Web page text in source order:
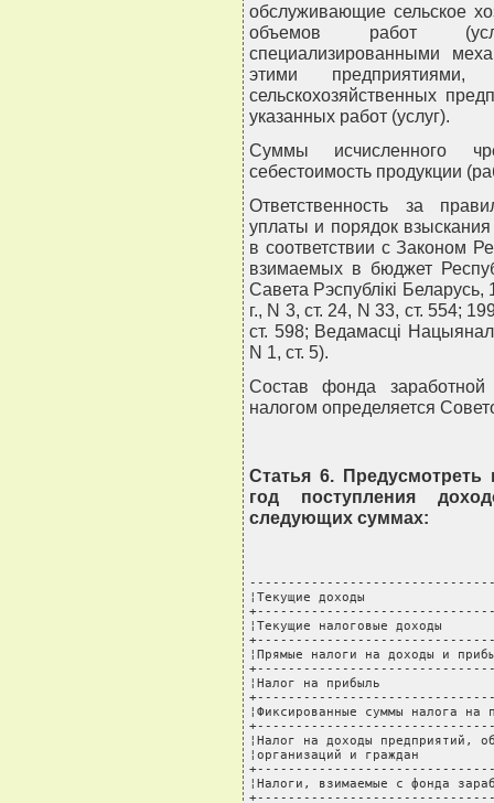
обслуживающие сельское
объемов работ
специализированными
этими
сельскохозяйственных
указанных работ (услуг).
Суммы исчисленного
себестоимость продукции
Ответственность за
уплаты и порядок
в соответствии с Законом
взимаемых в бюджет
Савета Рэспублiкi Беларусь,
г., N 3, ст. 24, N 33, ст. 554;
ст. 598; Ведамасцi
N 1, ст. 5).
Состав фонда
налогом определяется
Статья 6.
год поступления
следующих суммах:
¦Текущие доходы
¦Текущие налоговые
¦Прямые налоги на доходы и
¦Налог на прибыль
¦Фиксированные суммы
¦Налог на доходы
¦организаций и граждан
¦Налоги, взимаемые с фонда